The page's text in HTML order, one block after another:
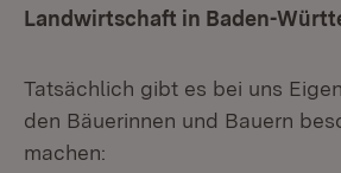
Landwirtschaft in Baden-
Tatsächlich gibt es bei uns
den Bäuerinnen und Bauern
machen: